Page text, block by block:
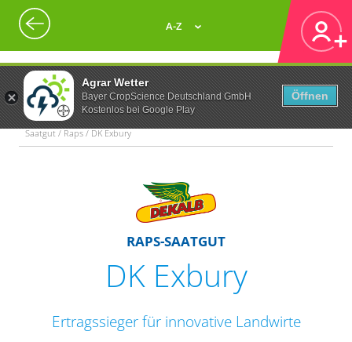
Agrar Wetter
Bayer CropScience Deutschland GmbH
Kostenlos bei Google Play
Öffnen
A-Z
Saatgut / Raps / DK Exbury
RAPS-SAATGUT
DK Exbury
Ertragssieger für innovative Landwirte